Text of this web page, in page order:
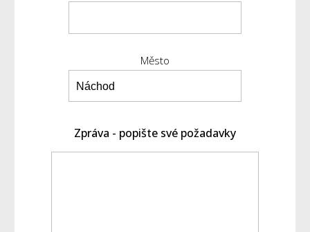
Město
Zpráva - popište své požadavky